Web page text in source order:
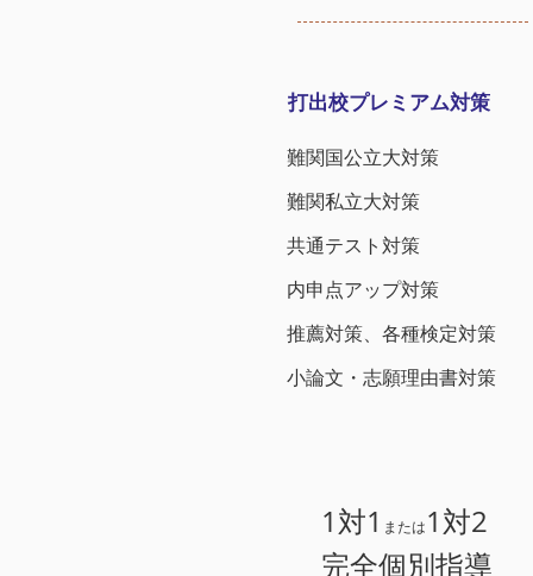
打出校プレミアム対策
難関国公立大対策
難関私立大対策
共通テスト対策
内申点アップ対策
推薦対策、各種検定対策
小論文・志願理由書対策
1対1 または1対2
​完全個別指導